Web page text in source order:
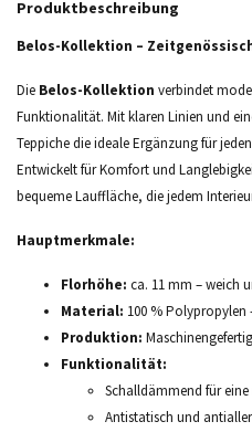
Produktbeschreibung
Belos-Kollektion –
Die Belos-Kollektion verbindet
Funktionalität. Mit klaren Linien und
Teppiche die ideale Ergänzung für
Entwickelt für Komfort und
bequeme Lauffläche, die jedem
Hauptmerkmale:
Florhöhe: ca. 11 mm – weich
Material: 100 %
Produktion:
Funktionalität:
Schalldämmend für
Antistatisch und